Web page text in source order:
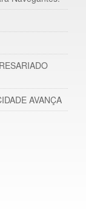
AVANÇA